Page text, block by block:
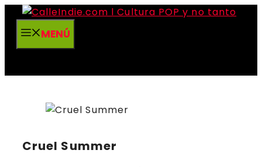
Saltar
contenidoMENÚ
Cruel Summer